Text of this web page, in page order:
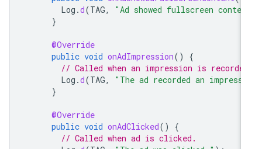
Log.d(TAG,
"Ad showed fullscreen
@Override
public void onAdImpression ()
// Called when an impression is
Log.d(TAG , "The ad recorded an
@Override
public void onAdClicked ()
// Called when ad is clicked.